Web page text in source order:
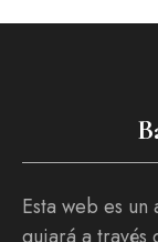
Esta web es